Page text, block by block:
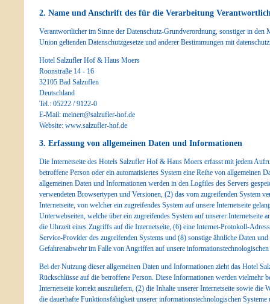
2. Name und Anschrift des für die Verarbeitung
Verantwortlicher im Sinne der Datenschutz-Grundverordnung, sonstiger in den
Union geltenden Datenschutzgesetze und anderer Bestimmungen mit
Hotel Salzufler Hof & Haus Moers
Roonstraße 14 - 16
32105 Bad Salzuflen
Deutschland
Tel.: 05222 / 9122-0
E-Mail: meinert@salzufler-hof.de
Website: www.salzufler-hof.de
3. Erfassung von allgemeinen Daten und Informationen
Die Internetseite des Hotels Salzufler Hof & Haus Moers erfasst mit jedem
betroffene Person oder ein automatisiertes System eine Reihe von allgemeinen
allgemeinen Daten und Informationen werden in den Logfiles des Servers
verwendeten Browsertypen und Versionen, (2) das vom zugreifenden System
Internetseite, von welcher ein zugreifendes System auf unsere Internetseite
Unterwebseiten, welche über ein zugreifendes System auf unserer Internetseite
die Uhrzeit eines Zugriffs auf die Internetseite, (6) eine Internet-Protokoll-
Service-Provider des zugreifenden Systems und (8) sonstige ähnliche Daten
Gefahrenabwehr im Falle von Angriffen auf unsere informationstechnologischen
Bei der Nutzung dieser allgemeinen Daten und Informationen zieht das Hotel
Rückschlüsse auf die betroffene Person. Diese Informationen werden vielmehr
Internetseite korrekt auszuliefern, (2) die Inhalte unserer Internetseite sowie die
die dauerhafte Funktionsfähigkeit unserer informationstechnologischen Systeme